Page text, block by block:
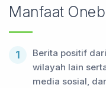
Manfaat
1
Berita positif
wilayah lain
media sosial,